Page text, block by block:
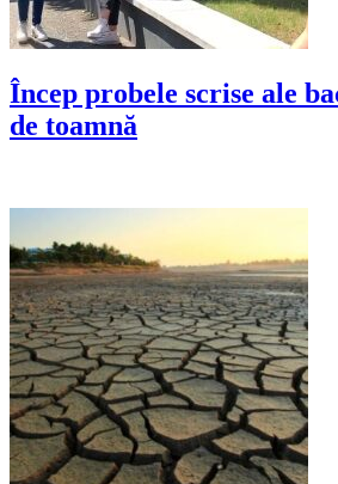
Încep probele scrise ale
de toamnă